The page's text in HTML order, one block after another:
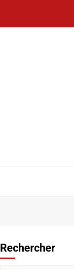
Rechercher